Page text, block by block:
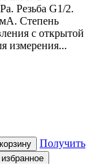
Резьба G1/2.
Степень
с открытой
измерения...
Получить